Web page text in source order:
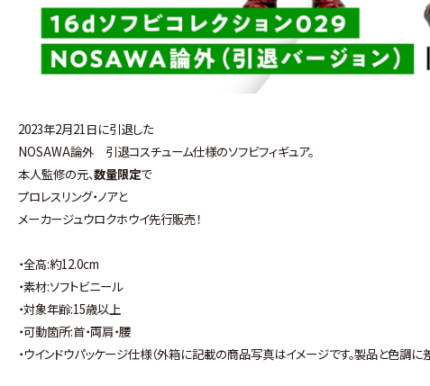
2023年2月21日に引退した
NOSAWA論外 引退コスチューム仕様のソフビフィギュア。
本人監修の元、数量限定で
プロレスリング・ノアと
メーカージュウロクホウイ先行販売！
・全高:約12.0cm
・素材:ソフトビニール
・対象年齢:15歳以上
・可動箇所:首・両肩・腰
・ウインドウパッケージ仕様（外箱に記載の商品写真はイメージです。製品と色調に